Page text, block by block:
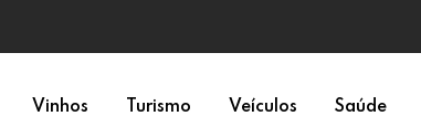
Vinhos Turismo Veículos Saúde